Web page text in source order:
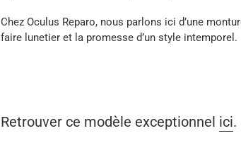
Chez Oculus Reparo, nous parlons ici d’une
faire lunetier et la promesse d’un style intemporel.
Retrouver ce modèle exceptionnel ici.